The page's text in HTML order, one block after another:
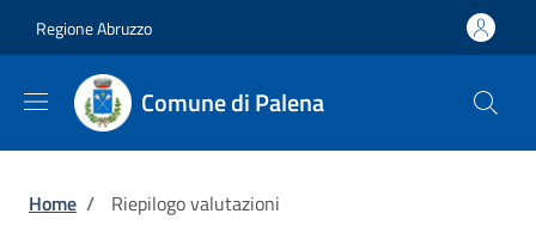
Regione Abruzzo
Comune di Palena
Briciole di pane
Home / Riepilogo valutazioni